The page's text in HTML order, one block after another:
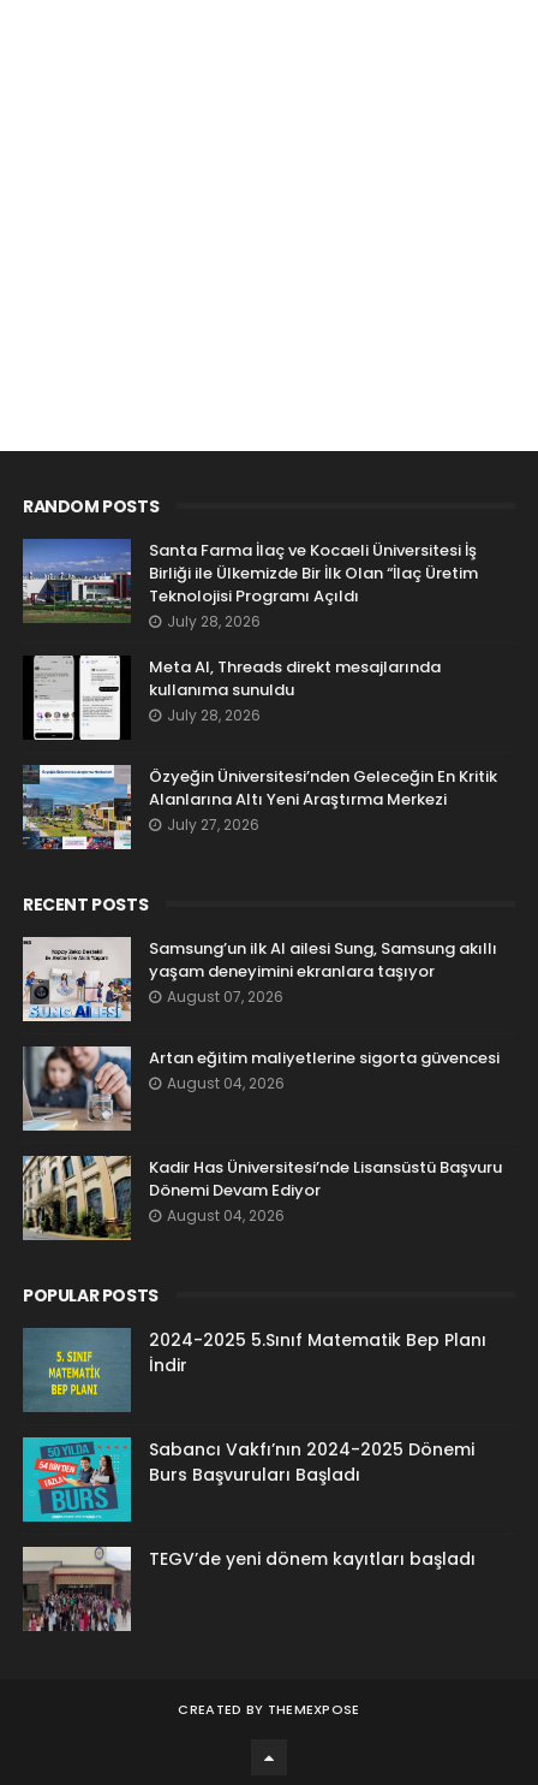
RANDOM POSTS
Santa Farma İlaç ve Kocaeli Üniversitesi İş
Birliği ile Ülkemizde Bir İlk Olan “İlaç Üretim
Teknolojisi Programı Açıldı
July 28, 2026
Meta AI, Threads direkt mesajlarında
kullanıma sunuldu
July 28, 2026
Özyeğin Üniversitesi’nden Geleceğin En Kritik
Alanlarına Altı Yeni Araştırma Merkezi
July 27, 2026
RECENT POSTS
Samsung’un ilk AI ailesi Sung, Samsung akıllı
yaşam deneyimini ekranlara taşıyor
August 07, 2026
Artan eğitim maliyetlerine sigorta güvencesi
August 04, 2026
Kadir Has Üniversitesi’nde Lisansüstü Başvuru
Dönemi Devam Ediyor
August 04, 2026
POPULAR POSTS
2024-2025 5.Sınıf Matematik Bep Planı
İndir
Sabancı Vakfı’nın 2024-2025 Dönemi
Burs Başvuruları Başladı
TEGV’de yeni dönem kayıtları başladı
CREATED BY THEMEXPOSE